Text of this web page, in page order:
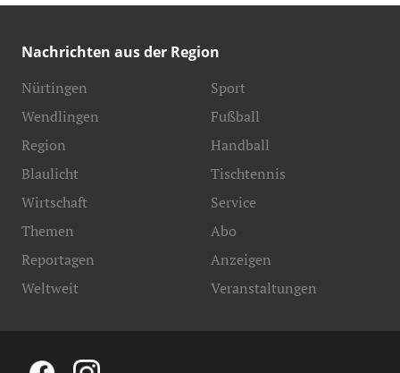
Nachrichten aus der Region
Nürtingen
Wendlingen
Region
Blaulicht
Sport
Fußball
Handball
Tischtennis
Wirtschaft
Themen
Reportagen
Weltweit
Service
Abo
Anzeigen
Veranstaltungen